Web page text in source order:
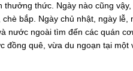
thưởng thức. Ngày nào cũng
bắp. Ngày chủ nhật, ngày
nước ngoài tìm đến các quán
đồng quê, vừa du ngoạn tại một